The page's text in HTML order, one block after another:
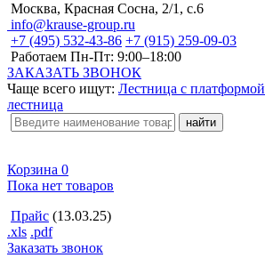
Москва, Красная Сосна, 2/1, с.6
info@krause-group.ru
+7 (495) 532-43-86 +7 (915) 259-09-03
Работаем Пн-Пт: 9:00–18:00
ЗАКАЗАТЬ ЗВОНОК
Чаще всего ищут: Лестница с платформой
лестница
Корзина 0
Пока нет товаров
Прайс (13.03.25)
.xls .pdf
Заказать звонок